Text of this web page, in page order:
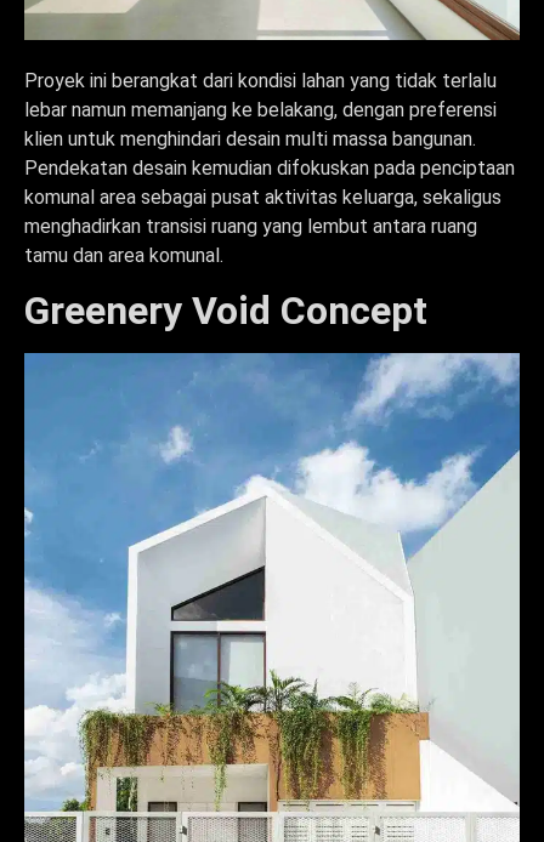
Proyek ini berangkat dari kondisi lahan yang tidak terlalu
lebar namun memanjang ke belakang, dengan preferensi
klien untuk menghindari desain multi massa bangunan.
Pendekatan desain kemudian difokuskan pada penciptaan
komunal area sebagai pusat aktivitas keluarga, sekaligus
menghadirkan transisi ruang yang lembut antara ruang
tamu dan area komunal.
Greenery Void Concept